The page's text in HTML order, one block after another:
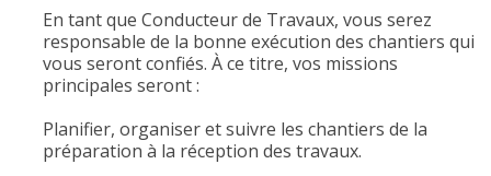
En tant que Conducteur de Travaux, vous serez
responsable de la bonne exécution des chantiers qui
vous seront confiés. À ce titre, vos missions
principales seront :
Planifier, organiser et suivre les chantiers de la
préparation à la réception des travaux.